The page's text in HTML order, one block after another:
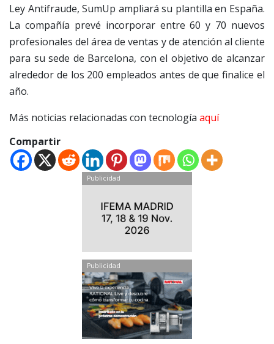
Ley Antifraude, SumUp ampliará su plantilla en España.
La compañía prevé incorporar entre 60 y 70 nuevos
profesionales del área de ventas y de atención al cliente
para su sede de Barcelona, con el objetivo de alcanzar
alrededor de los 200 empleados antes de que finalice el
año.
Más noticias relacionadas con tecnología aquí
Compartir
Publicidad
Publicidad